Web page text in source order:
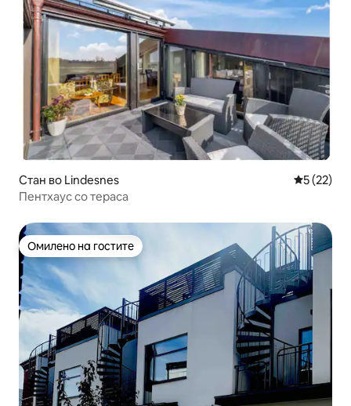
Стан во Lindesnes Просечна
5 (22)
Пентхаус со тераса
Омилено на гостите
Омилено на гостите